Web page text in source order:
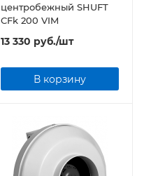
центробежный SHUFT
CFk 200 VIM
13 330 руб./шт
В корзину